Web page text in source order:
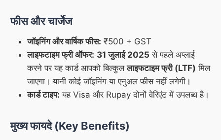
फीस और चार्जेज
जॉइनिंग और वार्षिक फीस: ₹500 + GST
लाइफटाइम फ्री ऑफर: 31 जुलाई 2025 से पहले अप्लाई
करने पर यह कार्ड आपको बिल्कुललाइफटाइम फ्री (LTF) मिल
जाएगा। यानी कोई जॉइनिंग या एनुअल फीस नहीं लगेगी।
कार्ड टाइप: यह Visa और Rupay दोनों वेरिएंट में उपलब्ध है।
मुख्य फायदे (Key Benefits)